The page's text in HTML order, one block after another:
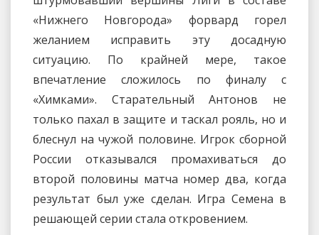
«Нижнего Новгорода» форвард горел
желанием исправить эту досадную
ситуацию. По крайней мере, такое
впечатление сложилось по финалу с
«Химками». Старательный Антонов не
только пахал в защите и таскал рояль, но и
блеснул на чужой половине. Игрок сборной
России отказывался промахиваться до
второй половины матча номер два, когда
результат был уже сделан. Игра Семена в
решающей серии стала откровением.